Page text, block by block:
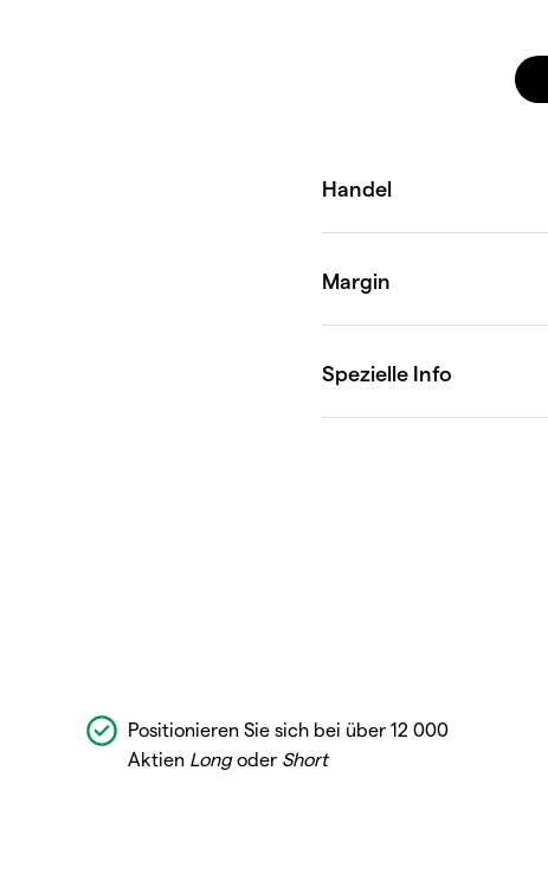
Positionieren Sie sich bei über 12 000
Aktien Longoder Short